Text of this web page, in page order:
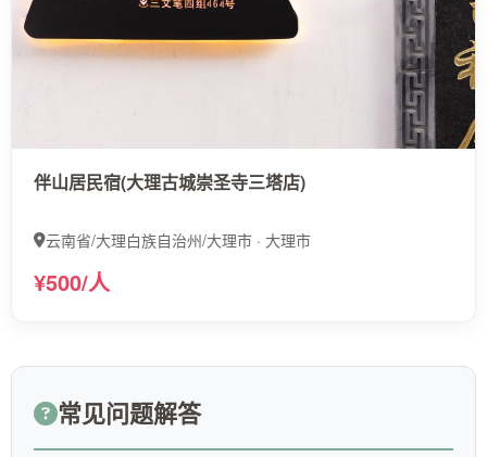
伴山居民宿(大理古城崇圣寺三塔店)
云南省/大理白族自治州/大理市 · 大理市
¥500/人
常见问题解答